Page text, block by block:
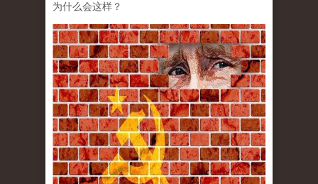
为什么会这样？